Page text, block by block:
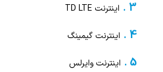
اینترنت TD LTE
اینترنت گیمینگ
اینترنت وایرلس